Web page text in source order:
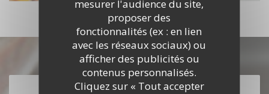
mesurer l'audience du site,
proposer des
fonctionnalités (ex : en lien
avec les réseaux sociaux) ou
afficher des publicités ou
contenus personnalisés.
Cliquez sur « Tout accepter
Découvrir notre carte
DÉCOUVRIR NOTRE CARTE